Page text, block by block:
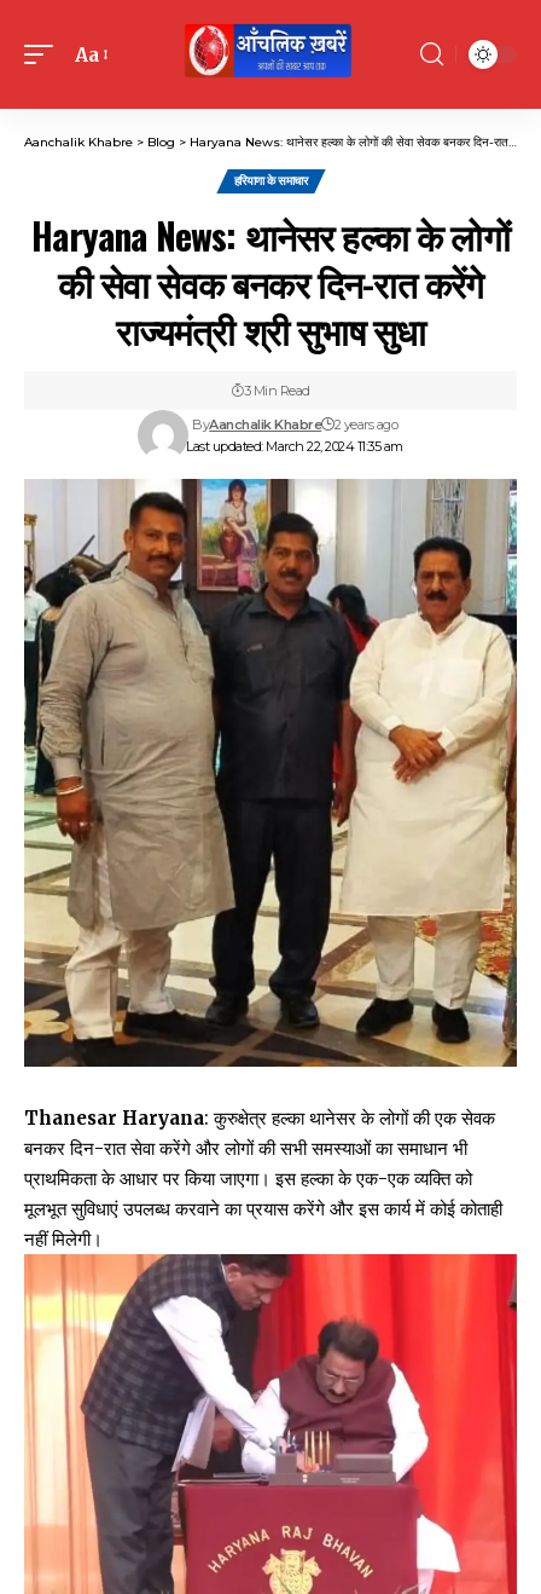
Font
Aa
Aanchalik Khabre > Blog > Haryana News: थानेसर हल्का के लोगों की सेवा सेवक बनकर दिन-रात करेंगे राज्यमंत्री श्री सुभाष सुधा
हरियाणा के समाचार
Haryana News: थानेसर हल्का के लोगों
की सेवा सेवक बनकर दिन-रात करेंगे
राज्यमंत्री श्री सुभाष सुधा
Last updated: March 22, 2024 11:35 am
ByAanchalik Khabre 2 years ago
3 Min Read
Thanesar Haryana: कुरुक्षेत्र हल्का थानेसर के लोगों की एक सेवक
बनकर दिन-रात सेवा करेंगे और लोगों की सभी समस्याओं का समाधान भी
प्राथमिकता के आधार पर किया जाएगा। इस हल्का के एक-एक व्यक्ति को
मूलभूत सुविधाएं उपलब्ध करवाने का प्रयास करेंगे और इस कार्य में कोई कोताही
नहीं मिलेगी।